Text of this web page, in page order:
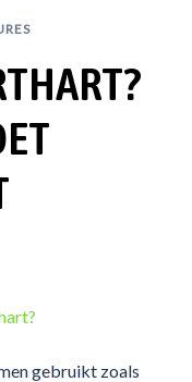
gebruikt zoals